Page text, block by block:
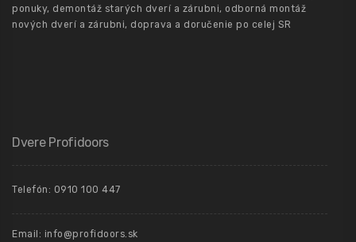
ponuky, demontáž starých dverí a zárubni, odborná montáž
nových dverí a zárubni, doprava a doručenie po celej SR
Dvere Profidoors
Telefón: 0910 100 447
Email: info@profidoors.sk